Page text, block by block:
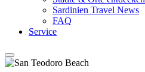
Sardinien Travel News
FAQ
Service